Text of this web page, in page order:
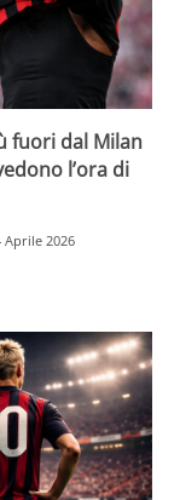
fuori dal Milan
l’ora di
Aprile 2026